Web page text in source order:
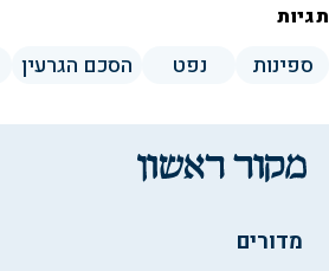
תגיות
ספינות נפט הסכם הגרעין
מדורים